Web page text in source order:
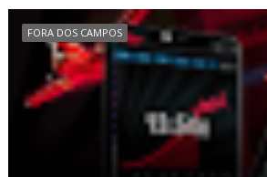
FORA DOS CAMPOS